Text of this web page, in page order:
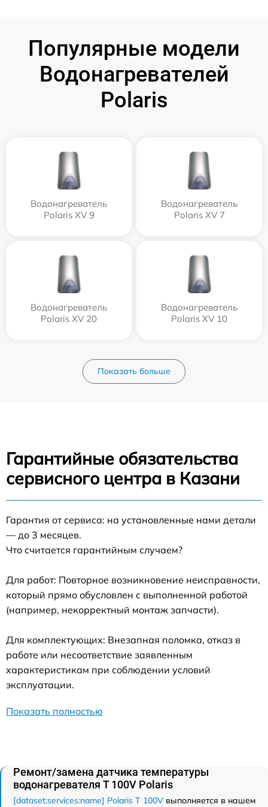
Популярные модели
Водонагревателей
Polaris
Водонагреватель
Polaris XV 9
Водонагреватель
Polaris XV 7
Водонагреватель
Polaris XV 20
Водонагреватель
Polaris XV 10
Показать больше
Гарантийные обязательства
сервисного центра в Казани
Гарантия от сервиса: на установленные нами детали
— до 3 месяцев.
Что считается гарантийным случаем?
Для работ: Повторное возникновение неисправности,
который прямо обусловлен с выполненной работой
(например, некорректный монтаж запчасти).
Для комплектующих: Внезапная поломка, отказ в
работе или несоответствие заявленным
характеристикам при соблюдении условий
эксплуатации.
Показать полностью
Ремонт/замена датчика температуры
водонагревателя T 100V Polaris
[dataset:services:name] Polaris T 100V выполняется в нашем